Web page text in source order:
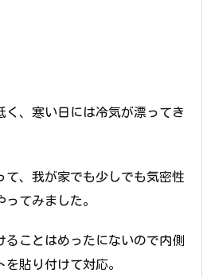
く、寒い日には冷気が漂ってき
て、我が家でも少しでも気密性
てみました。
ることはめったにないので内側
貼り付けて対応。